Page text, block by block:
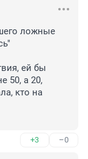
ложные
ей бы
50, а 20,
кто на
+3 –0